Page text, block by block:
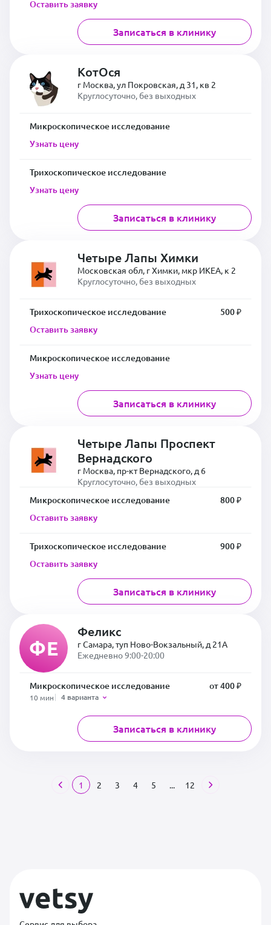
Оставить заявку
Записаться в клинику
КотОся
г Москва, ул Покровская, д 31, кв 2
Круглосуточно, без выходных
Микроскопическое исследование
Узнать цену
Трихоскопическое исследование
Узнать цену
Записаться в клинику
Четыре Лапы Химки
Московская обл, г Химки, мкр ИКЕА, к 2
Круглосуточно, без выходных
Трихоскопическое исследование
500 ₽
Оставить заявку
Микроскопическое исследование
Узнать цену
Записаться в клинику
Четыре Лапы Проспект
Вернадского
г Москва, пр-кт Вернадского, д 6
Круглосуточно, без выходных
Микроскопическое исследование
800 ₽
Оставить заявку
Трихоскопическое исследование
900 ₽
Оставить заявку
Записаться в клинику
ФЕ
Феликс
г Самара, туп Ново-Вокзальный, д 21А
Ежедневно 9:00-20:00
Микроскопическое исследование
10 мин 4 варианта
от 400 ₽
Записаться в клинику
1 2 3 4 5 ... 12